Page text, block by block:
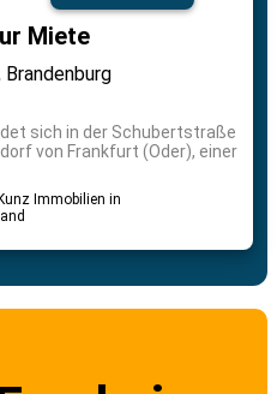
Miete
sich in der Schubertstraße
von Frankfurt (Oder), einer
Immobilien in